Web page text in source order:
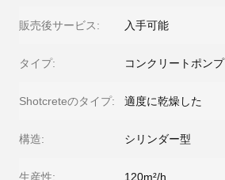
販売後サービス: 入手可能
タイプ: コンクリートポンプ
Shotcreteのタイプ: 適度に乾燥した
構造: シリンダー型
生産性: 120m²/h